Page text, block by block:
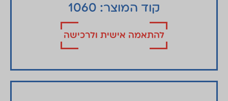
קוד המוצר: 1060
להתאמה אישית ולרכישה